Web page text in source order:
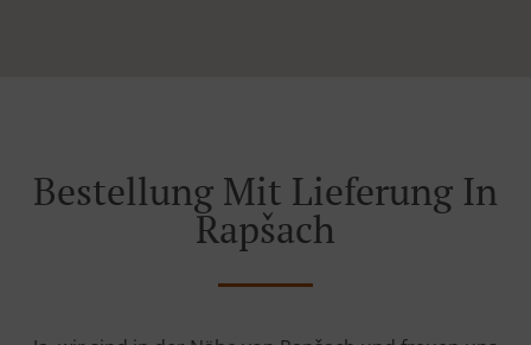
Bestellung Mit Lieferung In
Rapšach